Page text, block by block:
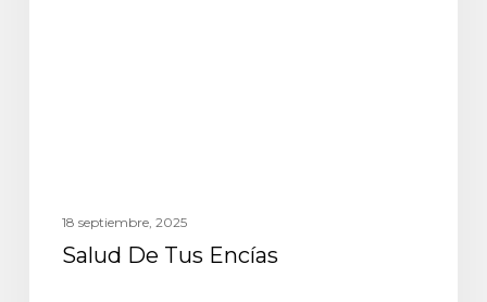
18 septiembre, 2025
Salud De Tus Encías